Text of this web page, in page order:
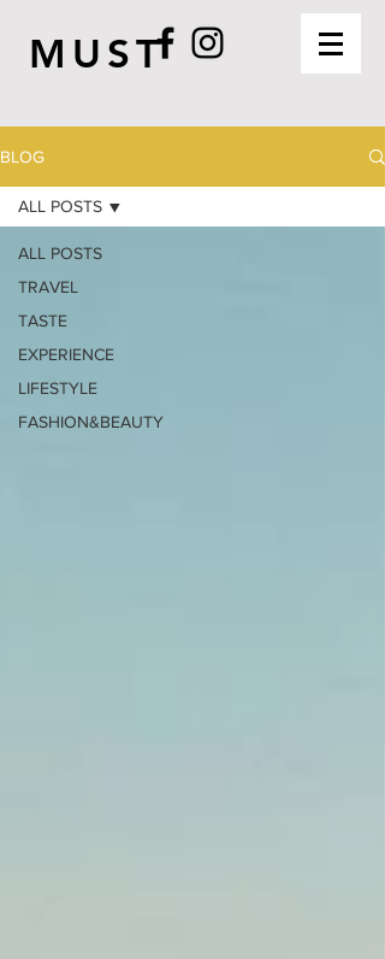
MUST
BLOG
ALL POSTS
TRAVEL
TASTE
EXPERIENCE
LIFESTYLE
FASHION&BEAUTY
ALL POSTS